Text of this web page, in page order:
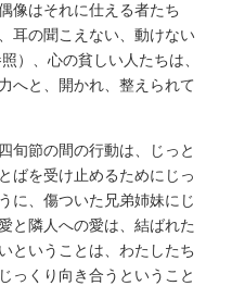
像はそれに仕える者たち
耳の聞こえない、動けない
）、心の貧しい人たちは、
へと、開かれ、整えられて
旬節の間の行動は、じっと
ばを受け止めるためにじっ
に、傷ついた兄弟姉妹にじ
と隣人への愛は、結ばれた
ということは、わたしたち
っくり向き合うということ